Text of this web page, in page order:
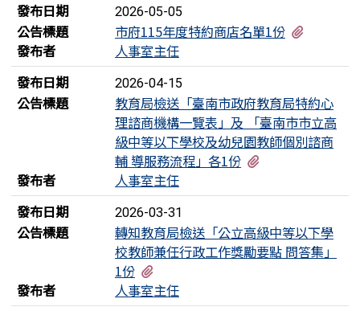
發布日期
2026-05-05
公告標題 市府115年度特約商店名單1份
發布者
人事室主任
發布日期
2026-04-15
公告標題
教育局檢送「臺南市政府教育局特約心
理諮商機構一覽表」及 「臺南市市立高
級中等以下學校及幼兒園教師個別諮商
輔 導服務流程」各1份
發布者
人事室主任
發布日期
2026-03-31
公告標題
轉知教育局檢送「公立高級中等以下學
校教師兼任行政工作獎勵要點 問答集」
1份
發布者
人事室主任